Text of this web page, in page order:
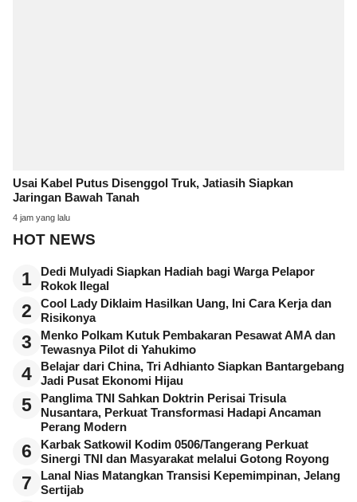
Usai Kabel Putus Disenggol Truk, Jatiasih Siapkan
Jaringan Bawah Tanah
4 jam yang lalu
HOT NEWS
1
Dedi Mulyadi Siapkan Hadiah bagi Warga Pelapor
Rokok Ilegal
2
Cool Lady Diklaim Hasilkan Uang, Ini Cara Kerja dan
Risikonya
3
Menko Polkam Kutuk Pembakaran Pesawat AMA dan
Tewasnya Pilot di Yahukimo
4
Belajar dari China, Tri Adhianto Siapkan Bantargebang
Jadi Pusat Ekonomi Hijau
5
Panglima TNI Sahkan Doktrin Perisai Trisula
Nusantara, Perkuat Transformasi Hadapi Ancaman
Perang Modern
6
Karbak Satkowil Kodim 0506/Tangerang Perkuat
Sinergi TNI dan Masyarakat melalui Gotong Royong
7
Lanal Nias Matangkan Transisi Kepemimpinan, Jelang
Sertijab